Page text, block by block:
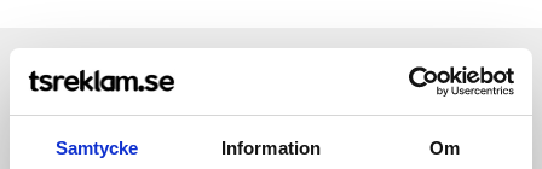
Samtycke Information Om
Produktinformation Recensioner (954st)
·100% Polyester (210D) ·Toiletry bag and cosmetic case